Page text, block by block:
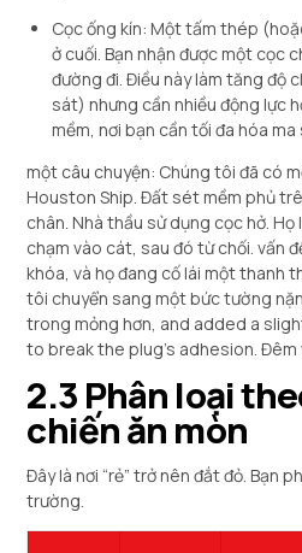
Cọc ống kín: Một tấm thép
ở cuối. Bạn nhận được một cọc
đường đi. Điều này làm tăng độ
sát) nhưng cần nhiều động lực
mềm, nơi bạn cần tối đa hóa
một câu chuyện: Chúng tôi đã có
Houston Ship. Đất sét mềm phủ
chân. Nhà thầu sử dụng cọc hở. Họ
chạm vào cát, sau đó từ chối. vấn
khóa, và họ đang cố lái một thanh
tôi chuyển sang một bức tường
trong mỏng hơn, and added a
to break the plug’s adhesion. Đêm
2.3 Phân loại
chiến ăn mòn
Đây là nơi “rẻ” trở nên đắt đỏ. Bạn
trường.